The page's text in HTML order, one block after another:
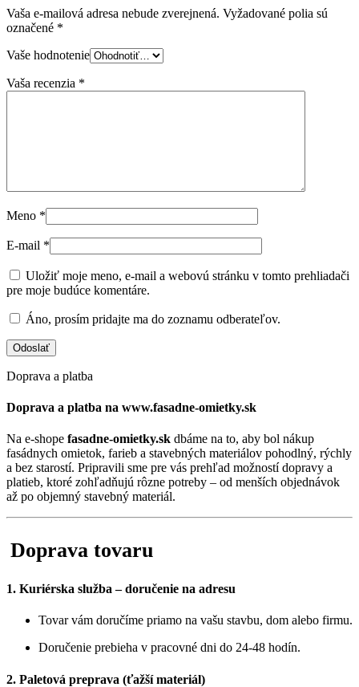
Vaša e-mailová adresa nebude zverejnená. Vyžadované polia sú
označené *
Vaše hodnotenie
Vaša recenzia *
Meno *
E-mail *
Uložiť moje meno, e-mail a webovú stránku v tomto prehliadači
pre moje budúce komentáre.
Áno, prosím pridajte ma do zoznamu odberateľov.
Doprava a platba
Doprava a platba na www.fasadne-omietky.sk
Na e-shope fasadne-omietky.sk dbáme na to, aby bol nákup
fasádnych omietok, farieb a stavebných materiálov pohodlný, rýchly
a bez starostí. Pripravili sme pre vás prehľad možností dopravy a
platieb, ktoré zohľadňujú rôzne potreby – od menších objednávok
až po objemný stavebný materiál.
Doprava tovaru
1. Kuriérska služba – doručenie na adresu
Tovar vám doručíme priamo na vašu stavbu, dom alebo firmu.
Doručenie prebieha v pracovné dni do 24-48 hodín.
2. Paletová preprava (ťažší materiál)